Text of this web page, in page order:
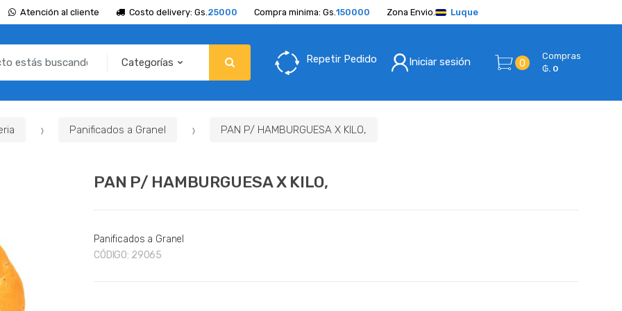
Atención al cliente Costo delivery: Gs.25000 Compra minima: Gs.150000 Zona Envio. Luque
Repetir Pedido Iniciar sesión 0
Compras
₲. 0
Panificados a Granel PAN P/ HAMBURGUESA X KILO,
PAN P/ HAMBURGUESA X KILO,
Panificados a Granel
CÓDIGO: 29065